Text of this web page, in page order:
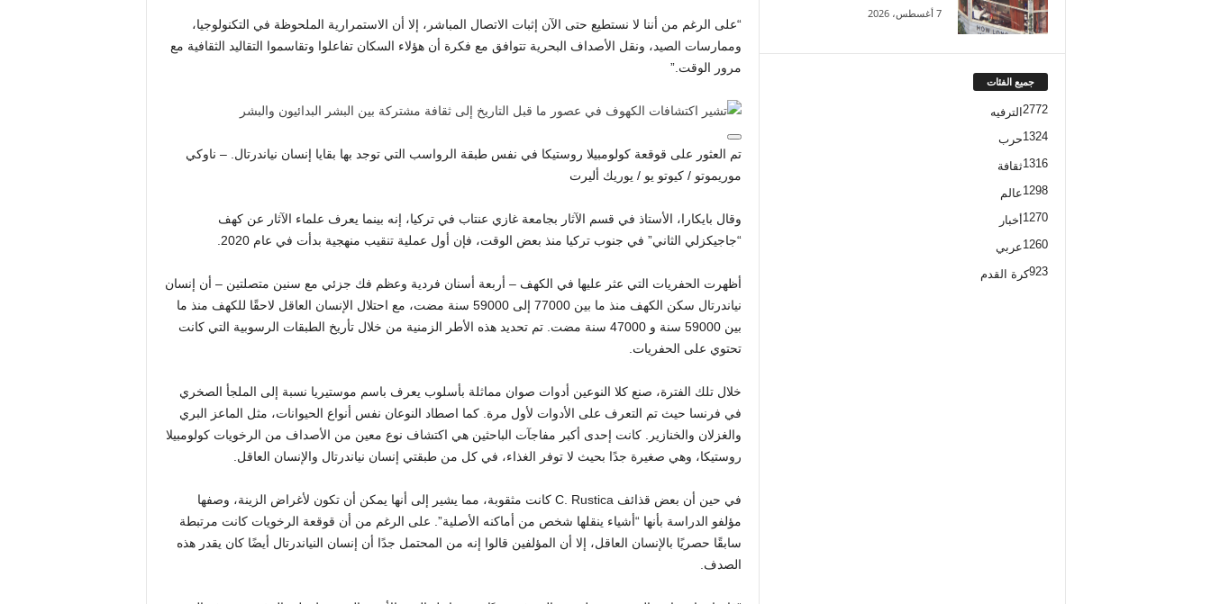
“على الرغم من أننا لا نستطيع حتى الآن إثبات الاتصال المباشر، إلا أن الاستمرارية الملحوظة في التكنولوجيا،
وممارسات الصيد، ونقل الأصداف البحرية تتوافق مع فكرة أن هؤلاء السكان تفاعلوا وتقاسموا التقاليد الثقافية مع
مرور الوقت.”
تم العثور على قوقعة كولومبيلا روستيكا في نفس طبقة الرواسب التي توجد بها بقايا إنسان نياندرتال. – ناوكي
موريموتو / كيوتو يو / يوريك أليرت
وقال بايكارا، الأستاذ في قسم الآثار بجامعة غازي عنتاب في تركيا، إنه بينما يعرف علماء الآثار عن كهف
“جاجيكزلي الثاني” في جنوب تركيا منذ بعض الوقت، فإن أول عملية تنقيب منهجية بدأت في عام 2020.
أظهرت الحفريات التي عثر عليها في الكهف – أربعة أسنان فردية وعظم فك جزئي مع سنين متصلتين – أن إنسان
نياندرتال سكن الكهف منذ ما بين 77000 إلى 59000 سنة مضت، مع احتلال الإنسان العاقل لاحقًا للكهف منذ ما
بين 59000 سنة و 47000 سنة مضت. تم تحديد هذه الأطر الزمنية من خلال تأريخ الطبقات الرسوبية التي كانت
تحتوي على الحفريات.
خلال تلك الفترة، صنع كلا النوعين أدوات صوان مماثلة بأسلوب يعرف باسم موستيريا نسبة إلى الملجأ الصخري
في فرنسا حيث تم التعرف على الأدوات لأول مرة. كما اصطاد النوعان نفس أنواع الحيوانات، مثل الماعز البري
والغزلان والخنازير. كانت إحدى أكبر مفاجآت الباحثين هي اكتشاف نوع معين من الأصداف من الرخويات كولومبيلا
روستيكا، وهي صغيرة جدًا بحيث لا توفر الغذاء، في كل من طبقتي إنسان نياندرتال والإنسان العاقل.
في حين أن بعض قذائف C. Rustica كانت مثقوبة، مما يشير إلى أنها يمكن أن تكون لأغراض الزينة، وصفها
مؤلفو الدراسة بأنها “أشياء ينقلها شخص من أماكنه الأصلية”. على الرغم من أن قوقعة الرخويات كانت مرتبطة
سابقًا حصريًا بالإنسان العاقل، إلا أن المؤلفين قالوا إنه من المحتمل جدًا أن إنسان النياندرتال أيضًا كان يقدر هذه
الصدف.
7 أغسطس، 2026
جميع الفئات
الترفيه 2772
حرب1324
ثقافة1316
عالم1298
أخبار 1270
عربي1260
كرة القدم923